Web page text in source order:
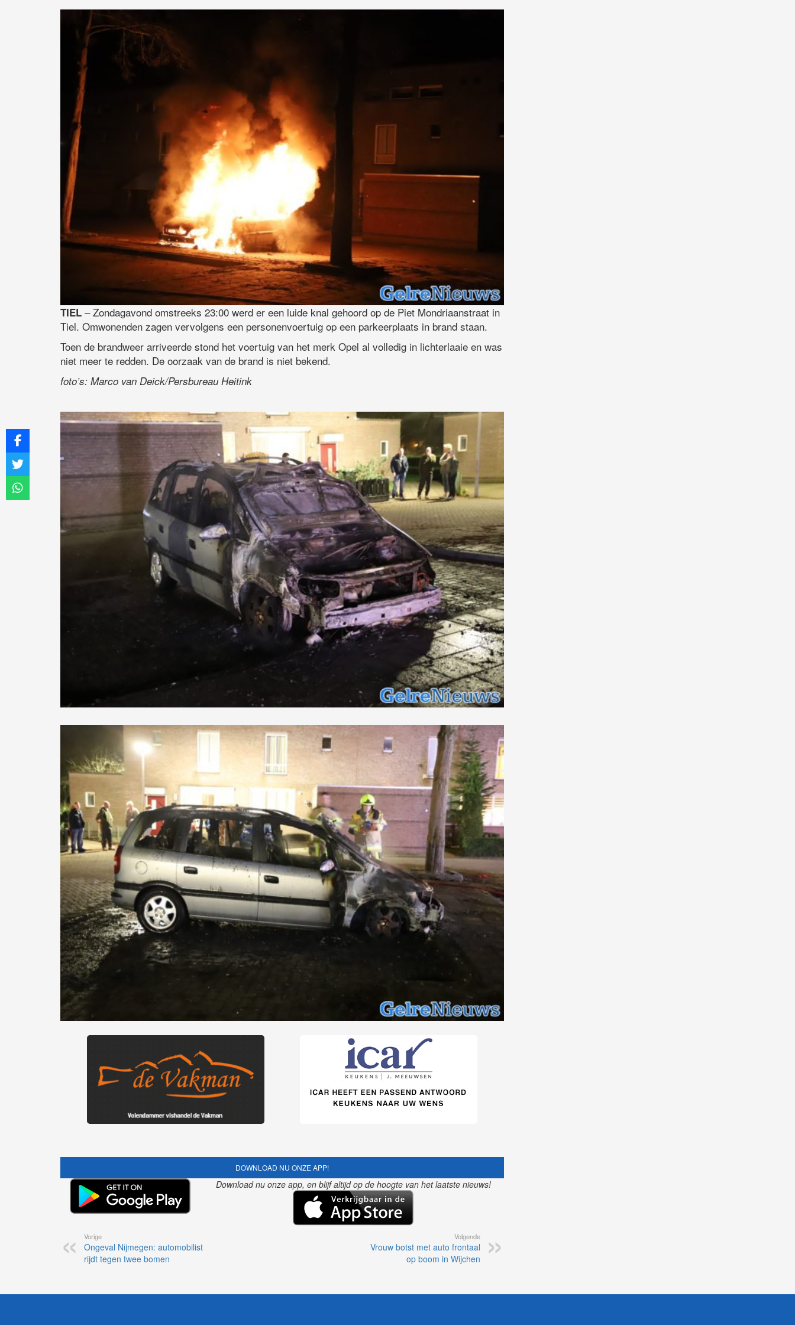
TIEL – Zondagavond omstreeks 23:00 werd er een luide knal gehoord op de Piet Mondriaanstraat in
Tiel. Omwonenden zagen vervolgens een personenvoertuig op een parkeerplaats in brand staan.
Toen de brandweer arriveerde stond het voertuig van het merk Opel al volledig in lichterlaaie en was
niet meer te redden. De oorzaak van de brand is niet bekend.
foto’s: Marco van Deick/Persbureau Heitink
DOWNLOAD NU ONZE APP!
Download nu onze app, en blijf altijd op de hoogte van het laatste nieuws!
Vorige
Ongeval Nijmegen: automobilist
rijdt tegen twee bomen
Volgende
Vrouw botst met auto frontaal
op boom in Wijchen